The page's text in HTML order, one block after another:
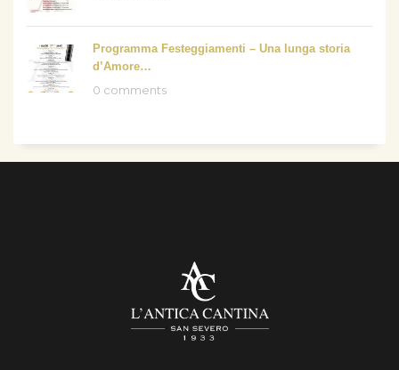
Programma Festeggiamenti – Una lunga storia
d’Amore…
0 comments